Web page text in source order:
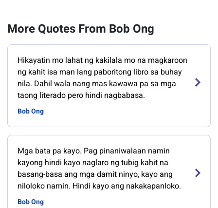
More Quotes From Bob Ong
Hikayatin mo lahat ng kakilala mo na magkaroon
ng kahit isa man lang paboritong libro sa buhay
nila. Dahil wala nang mas kawawa pa sa mga
taong literado pero hindi nagbabasa.
Bob Ong
Mga bata pa kayo. Pag pinaniwalaan namin
kayong hindi kayo naglaro ng tubig kahit na
basang-basa ang mga damit ninyo, kayo ang
niloloko namin. Hindi kayo ang nakakapanloko.
Bob Ong